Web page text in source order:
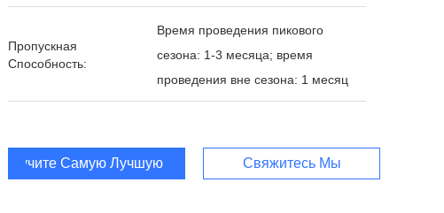
Пропускная
Способность:
Время проведения пикового
сезона: 1-3 месяца; время
проведения вне сезона: 1 месяц
Получите Самую Лучшую Цену Свяжитесь Мы